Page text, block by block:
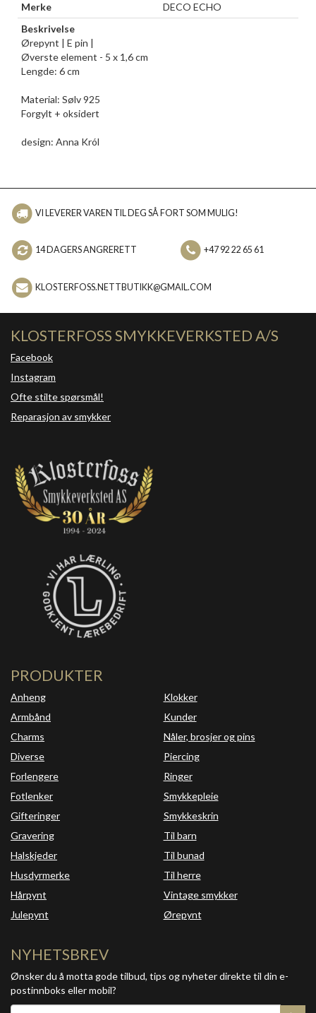
Merke
DECO ECHO
Beskrivelse
Ørepynt | E pin |
Øverste element - 5 x 1,6 cm
Lengde: 6 cm
Material: Sølv 925
Forgylt + oksidert
design: Anna Król
VI LEVERER VAREN TIL DEG SÅ FORT SOM MULIG!
14 DAGERS ANGRERETT +47 92 22 65 61
KLOSTERFOSS.NETTBUTIKK@GMAIL.COM
KLOSTERFOSS SMYKKEVERKSTED A/S
Facebook
Instagram
Ofte stilte spørsmål!
Reparasjon av smykker
PRODUKTER
Anheng
Armbånd
Charms
Diverse
Forlengere
Fotlenker
Gifteringer
Gravering
Halskjeder
Husdyrmerke
Hårpynt
Julepynt
Klokker
Kunder
Nåler, brosjer og pins
Piercing
Ringer
Smykkepleie
Smykkeskrin
Til barn
Til bunad
Til herre
Vintage smykker
Ørepynt
NYHETSBREV
Ønsker du å motta gode tilbud, tips og nyheter direkte til din e-
postinnboks eller mobil?